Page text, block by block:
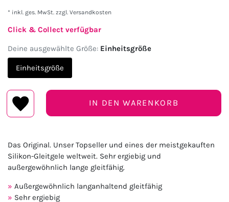
* inkl. ges. MwSt. zzgl. Versandkosten
Click & Collect verfügbar
Deine ausgewählte Größe: Einheitsgröße
Einheitsgröße
IN DEN WARENKORB
Das Original. Unser Topseller und eines der meistgekauften
Silikon-Gleitgele weltweit. Sehr ergiebig und
außergewöhnlich lange gleitfähig.
Außergewöhnlich langanhaltend gleitfähig
Sehr ergiebig